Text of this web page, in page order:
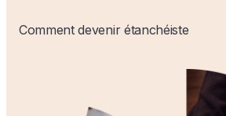
Comment devenir étanchéiste